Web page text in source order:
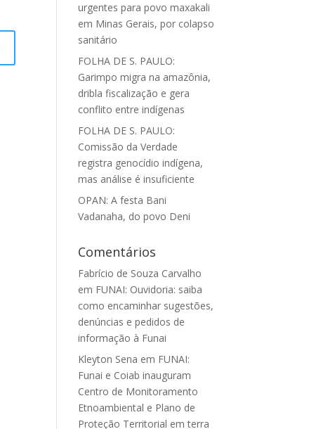
urgentes para povo maxakali
em Minas Gerais, por colapso
sanitário
FOLHA DE S. PAULO:
Garimpo migra na amazônia,
dribla fiscalização e gera
conflito entre indígenas
FOLHA DE S. PAULO:
Comissão da Verdade
registra genocídio indígena,
mas análise é insuficiente
OPAN: A festa Bani
Vadanaha, do povo Deni
Comentários
Fabrício de Souza Carvalho
em FUNAI: Ouvidoria: saiba
como encaminhar sugestões,
denúncias e pedidos de
informação à Funai
Kleyton Sena em FUNAI:
Funai e Coiab inauguram
Centro de Monitoramento
Etnoambiental e Plano de
Proteção Territorial em terra